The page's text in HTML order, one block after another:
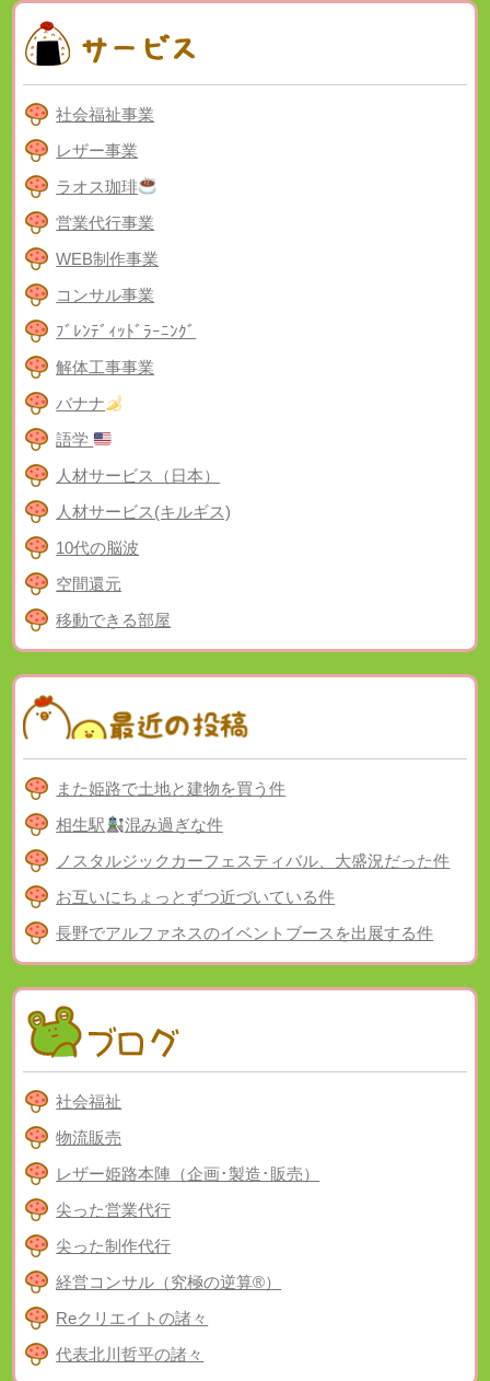
社会福祉事業
レザー事業
ラオス珈琲
営業代行事業
WEB制作事業
コンサル事業
ﾌﾞﾚﾝﾃﾞｨｯﾄﾞﾗｰﾆﾝｸﾞ
解体工事事業
バナナ
語学
人材サービス（日本）
人材サービス(キルギス)
10代の脳波
空間還元
移動できる部屋
また姫路で土地と建物を買う件
相生駅
混み過ぎな件
ノスタルジックカーフェスティバル、大盛況だった件
お互いにちょっとずつ近づいている件
長野でアルファネスのイベントブースを出展する件
社会福祉
物流販売
レザー姫路本陣（企画･製造･販売）
尖った営業代行
尖った制作代行
経営コンサル（究極の逆算®）
Reクリエイトの諸々
代表北川哲平の諸々